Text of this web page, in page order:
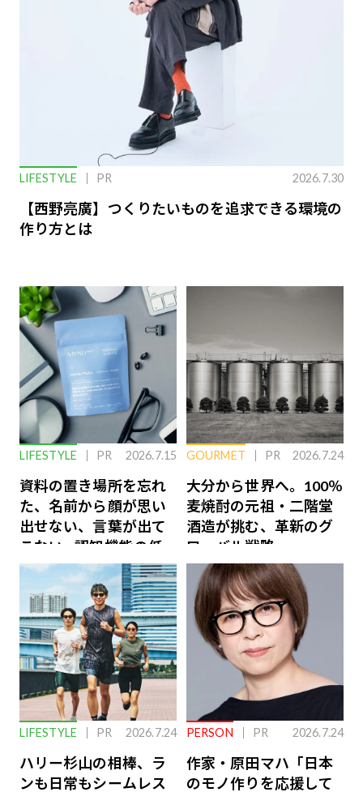
LIFESTYLE PR 2026.7.30
【西野亮廣】つくりたいものを追求できる環境の
作り方とは
LIFESTYLE PR 2026.7.15
資料の置き場所を忘れ
た、名前から顔が思い
出せない、言葉が出て
こない…認知機能の低
下を救う、脳のインナ
ーケアとは
GOURMET PR 2026.7.24
大分から世界へ。100％
麦焼酎の元祖・二階堂
酒造が挑む、革新のグ
ローバル戦略
LIFESTYLE PR 2026.7.24
ハリー杉山の相棒、ラ
ンも日常もシームレス
PERSON PR 2026.7.24
作家・原田マハ「日本
のモノ作りを応援して